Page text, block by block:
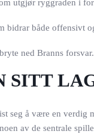
utgjør ryggraden i
bidrar både offensivt
ned Branns forsvar.
SITT
seg å være en
av de sentrale